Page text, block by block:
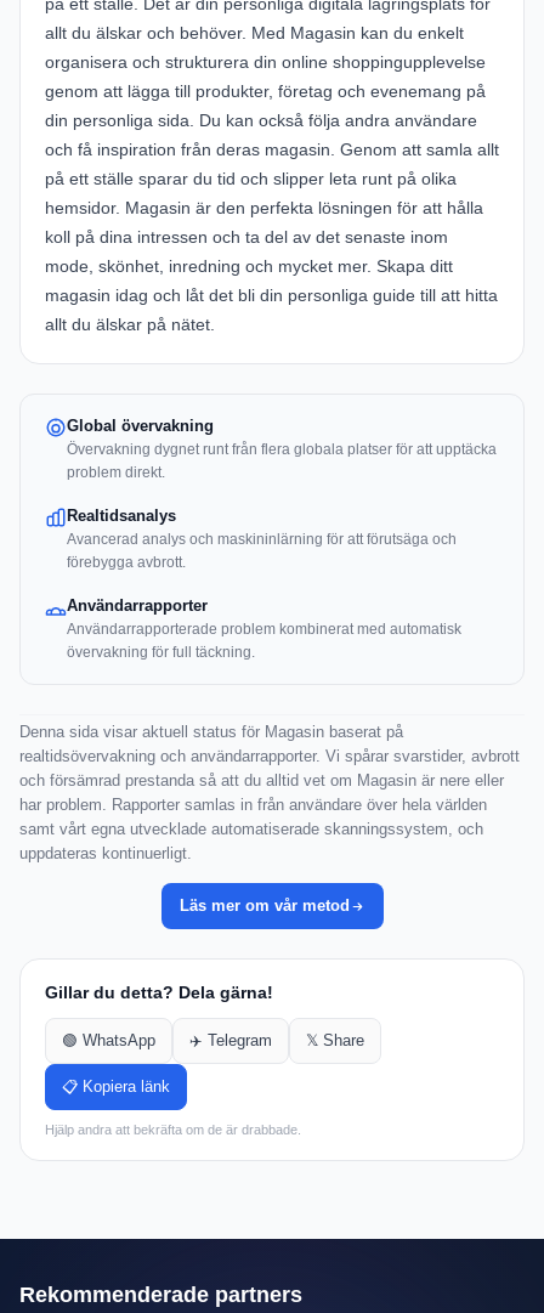
på ett ställe. Det är din personliga digitala lagringsplats för
allt du älskar och behöver. Med Magasin kan du enkelt
organisera och strukturera din online shoppingupplevelse
genom att lägga till produkter, företag och evenemang på
din personliga sida. Du kan också följa andra användare
och få inspiration från deras magasin. Genom att samla allt
på ett ställe sparar du tid och slipper leta runt på olika
hemsidor. Magasin är den perfekta lösningen för att hålla
koll på dina intressen och ta del av det senaste inom
mode, skönhet, inredning och mycket mer. Skapa ditt
magasin idag och låt det bli din personliga guide till att hitta
allt du älskar på nätet.
Global övervakning
Övervakning dygnet runt från flera globala platser för att upptäcka
problem direkt.
Realtidsanalys
Avancerad analys och maskininlärning för att förutsäga och
förebygga avbrott.
Användarrapporter
Användarrapporterade problem kombinerat med automatisk
övervakning för full täckning.
Denna sida visar aktuell status för Magasin baserat på
realtidsövervakning och användarrapporter. Vi spårar svarstider, avbrott
och försämrad prestanda så att du alltid vet om Magasin är nere eller
har problem. Rapporter samlas in från användare över hela världen
samt vårt egna utvecklade automatiserade skanningssystem, och
uppdateras kontinuerligt.
Läs mer om vår metod
Gillar du detta? Dela gärna!
🟢 WhatsApp ✈️ Telegram 𝕏 Share
📋 Kopiera länk
Hjälp andra att bekräfta om de är drabbade.
Rekommenderade partners